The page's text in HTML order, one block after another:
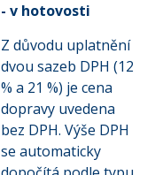
- v hotovosti
Z důvodu uplatnění
dvou sazeb DPH (12
% a 21 %) je cena
dopravy uvedena
bez DPH. Výše DPH
se automaticky